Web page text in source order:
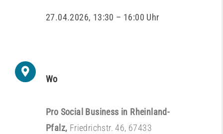
27.04.2026, 13:30 – 16:00 Uhr
Wo
Pro Social Business in Rheinland-
Pfalz, Friedrichstr. 46, 67433